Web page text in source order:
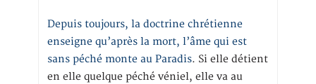
Depuis toujours, la doctrine chrétienne
enseigne qu’après la mort, l’âme qui est
sans péché monte au Paradis. Si elle détient
en elle quelque péché véniel, elle va au